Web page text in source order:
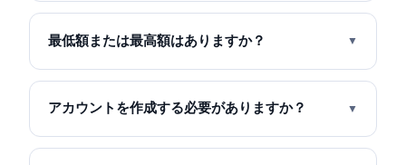
最低額または最高額はありますか？ ▼
アカウントを作成する必要がありますか？ ▼